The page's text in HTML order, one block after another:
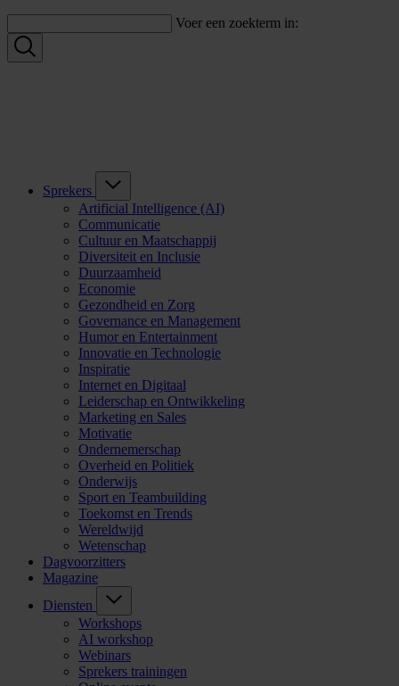
Voer een zoekterm in:
Sprekers
Artificial Intelligence (AI)
Communicatie
Cultuur en Maatschappij
Diversiteit en Inclusie
Duurzaamheid
Economie
Gezondheid en Zorg
Governance en Management
Humor en Entertainment
Innovatie en Technologie
Inspiratie
Internet en Digitaal
Leiderschap en Ontwikkeling
Marketing en Sales
Motivatie
Ondernemerschap
Overheid en Politiek
Onderwijs
Sport en Teambuilding
Toekomst en Trends
Wereldwijd
Wetenschap
Dagvoorzitters
Magazine
Diensten
Workshops
AI workshop
Webinars
Sprekers trainingen